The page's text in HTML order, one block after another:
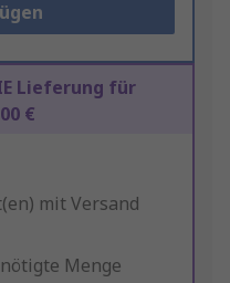
Lieferung für
€
mit Versand
Menge